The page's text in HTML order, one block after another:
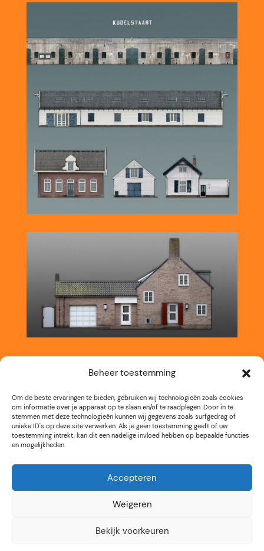
Beheer toestemming
Om de beste ervaringen te bieden, gebruiken wij technologieën zoals cookies
om informatie over je apparaat op te slaan en/of te raadplegen. Door in te
stemmen met deze technologieën kunnen wij gegevens zoals surfgedrag of
unieke ID's op deze site verwerken. Als je geen toestemming geeft of uw
toestemming intrekt, kan dit een nadelige invloed hebben op bepaalde functies
en mogelijkheden.
Accepteren
Weigeren
Bekijk voorkeuren
Kunstroute Aalsmeer
3e weekend september